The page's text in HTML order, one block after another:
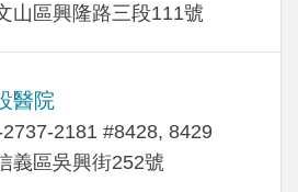
山區興隆路三段111號
醫院
2181 #8428, 8429
義區吳興街252號